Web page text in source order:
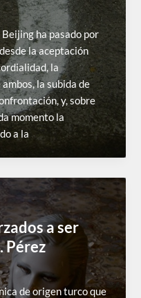
ha pasado por
la aceptación
la
la subida de
y, sobre
momento la
a la
a ser
Pérez
de origen turco que